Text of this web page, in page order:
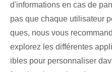
d'informations en cas de
pas que chaque utilisateur
ques, nous vous
explorez les différentes
ibles pour personnaliser